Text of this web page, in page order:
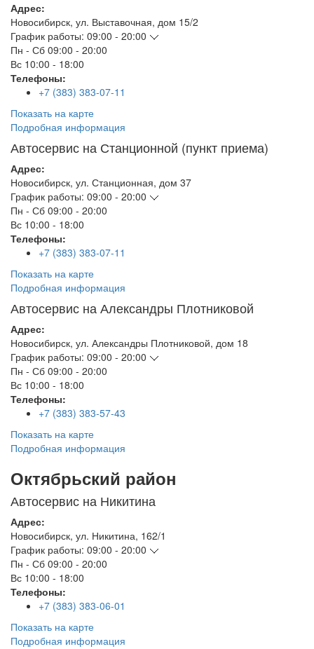
Адрес:
Новосибирск, ул. Выставочная, дом 15/2
График работы: 09:00 - 20:00
Пн - Сб 09:00 - 20:00
Вс 10:00 - 18:00
Телефоны:
+7 (383) 383-07-11
Показать на карте
Подробная информация
Автосервис на Станционной (пункт приема)
Адрес:
Новосибирск, ул. Станционная, дом 37
График работы: 09:00 - 20:00
Пн - Сб 09:00 - 20:00
Вс 10:00 - 18:00
Телефоны:
+7 (383) 383-07-11
Показать на карте
Подробная информация
Автосервис на Александры Плотниковой
Адрес:
Новосибирск, ул. Александры Плотниковой, дом 18
График работы: 09:00 - 20:00
Пн - Сб 09:00 - 20:00
Вс 10:00 - 18:00
Телефоны:
+7 (383) 383-57-43
Показать на карте
Подробная информация
Октябрьский район
Автосервис на Никитина
Адрес:
Новосибирск, ул. Никитина, 162/1
График работы: 09:00 - 20:00
Пн - Сб 09:00 - 20:00
Вс 10:00 - 18:00
Телефоны:
+7 (383) 383-06-01
Показать на карте
Подробная информация